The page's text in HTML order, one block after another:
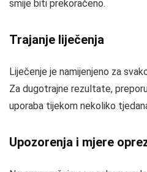
smije biti prekoračeno.
Trajanje liječenja
Liječenje je namijenjeno za
Za dugotrajne rezultate,
uporaba tijekom nekoliko
Upozorenja i mjere